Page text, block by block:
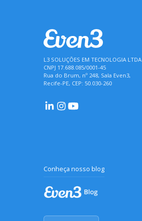
L3 SOLUÇÕES EM TECNOLOGIA LTDA
CNPJ 17.688.085/0001-45
Rua do Brum, nº 248, Sala Even3,
Recife-PE, CEP: 50.030-260
Conheça nosso blog